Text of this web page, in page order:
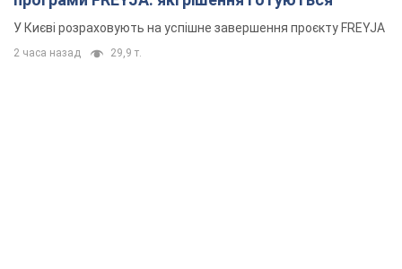
У Києві розраховують на успішне завершення проєкту FREYJA
2 часа назад 29,9 т.